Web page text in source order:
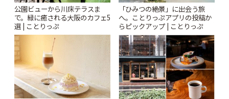
公園ビューから川床テラスま
で。緑に癒される大阪のカフェ5
選 | ことりっぷ
「ひみつの絶景」に出会う旅
へ。ことりっぷアプリの投稿か
らピックアップ | ことりっぷ